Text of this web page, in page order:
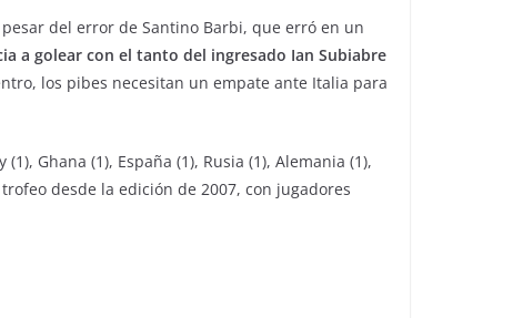
pesar del error de Santino Barbi, que erró en un
a golear con el tanto del ingresado Ian Subiabre
los pibes necesitan un empate ante Italia para
Ghana (1), España (1), Rusia (1), Alemania (1),
desde la edición de 2007, con jugadores